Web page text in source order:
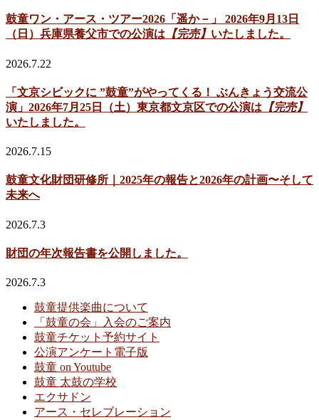
鼓童ワン・アース・ツアー2026「遥か－」 2026年9月13日
（日）兵庫県養父市での公演は 【完売】 いたしました。
2026.7.22
「文京シビックに ”鼓童”がやってくる！ ぶんきょう交流公
演」2026年7月25日（土）東京都文京区での公演は 【完売】
いたしました。
2026.7.15
鼓童文化財団研修所｜2025年の報告と2026年の計画〜そして
未来へ
2026.7.3
財団の年次報告書を公開しました。
2026.7.3
鼓童提供楽曲について
「鼓童の会」入会のご案内
鼓童チケット予約サイト
公演アンケート電子版
鼓童 on Youtube
鼓童 太鼓の学校
エクサドン
アース・セレブレーション